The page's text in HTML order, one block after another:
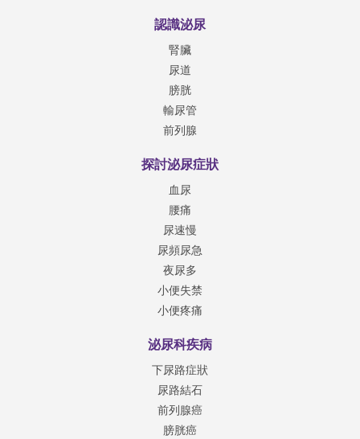
認識泌尿
腎臟
尿道
膀胱
輸尿管
前列腺
探討泌尿症狀
血尿
腰痛
尿速慢
尿頻尿急
夜尿多
小便失禁
小便疼痛
泌尿科疾病
下尿路症狀
尿路結石
前列腺癌
膀胱癌